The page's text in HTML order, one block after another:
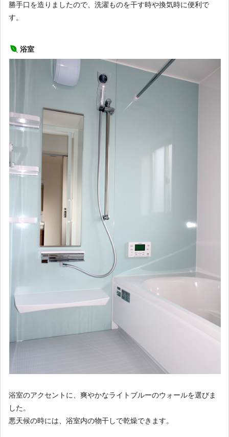
勝手口を造りましたので、洗濯ものを干す時や換気時に便利で
す。
浴室
浴室のアクセントに、爽やかなライトブルーのウォールを選びま
した。
悪天候の時には、浴室内の物干しで乾燥できます。